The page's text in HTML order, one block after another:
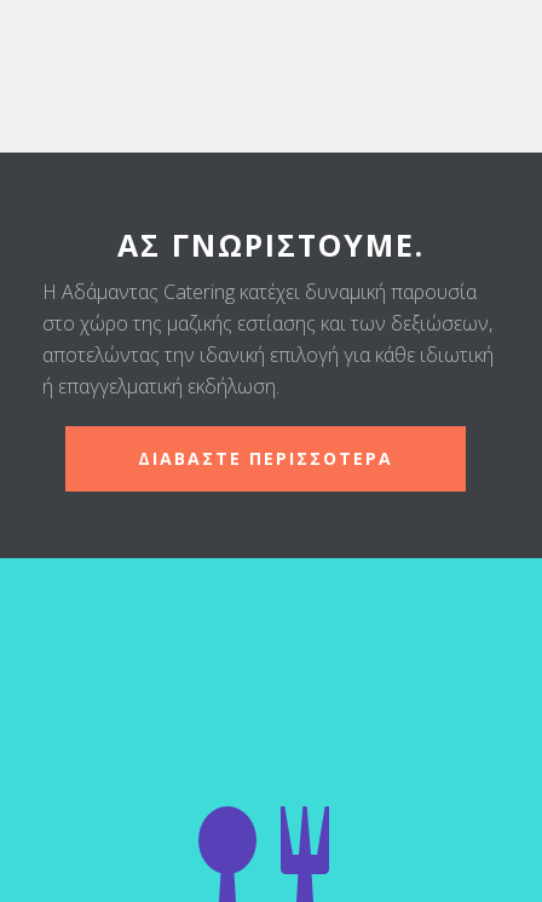
ΑΣ ΓΝΩΡΙΣΤΟΎΜΕ.
Η Αδάμαντας Catering κατέχει δυναμική παρουσία
στο χώρο της μαζικής εστίασης και των δεξιώσεων,
αποτελώντας την ιδανική επιλογή για κάθε ιδιωτική
ή επαγγελματική εκδήλωση.
ΔΙΑΒΑΣΤΕ ΠΕΡΙΣΣΟΤΕΡΑ